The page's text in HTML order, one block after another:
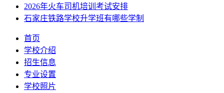
2026年火车司机培训考试安排
石家庄铁路学校升学班有哪些学制
首页
学校介绍
招生信息
专业设置
学校照片